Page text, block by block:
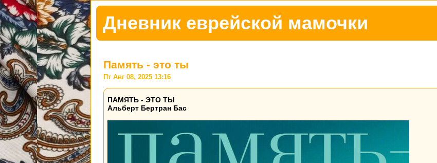
Дневник еврейской мамочки
Память - это ты
Пт Авг 08, 2025 13:16
ПАМЯТЬ - ЭТО ТЫ
Альберт Бертран Бас